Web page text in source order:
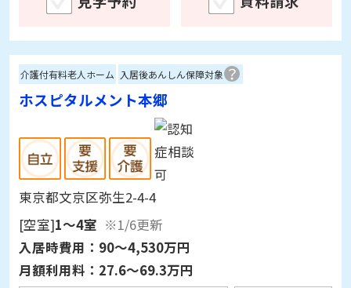
ホスピタルメント本郷
東京都文京区弥生2-4-4
[空室]1～4室 ※1/6更新
入居時費用：90～4,530万円
月額利用料： 27.6～69.3万円